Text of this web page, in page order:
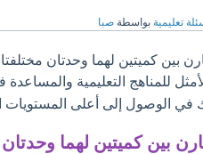
تعليمية بواسطة صبا
بين كميتين لهما وحدتان
للمناهج التعليمية
في الوصول إلى أعلى المستويات
بين كميتين لهما